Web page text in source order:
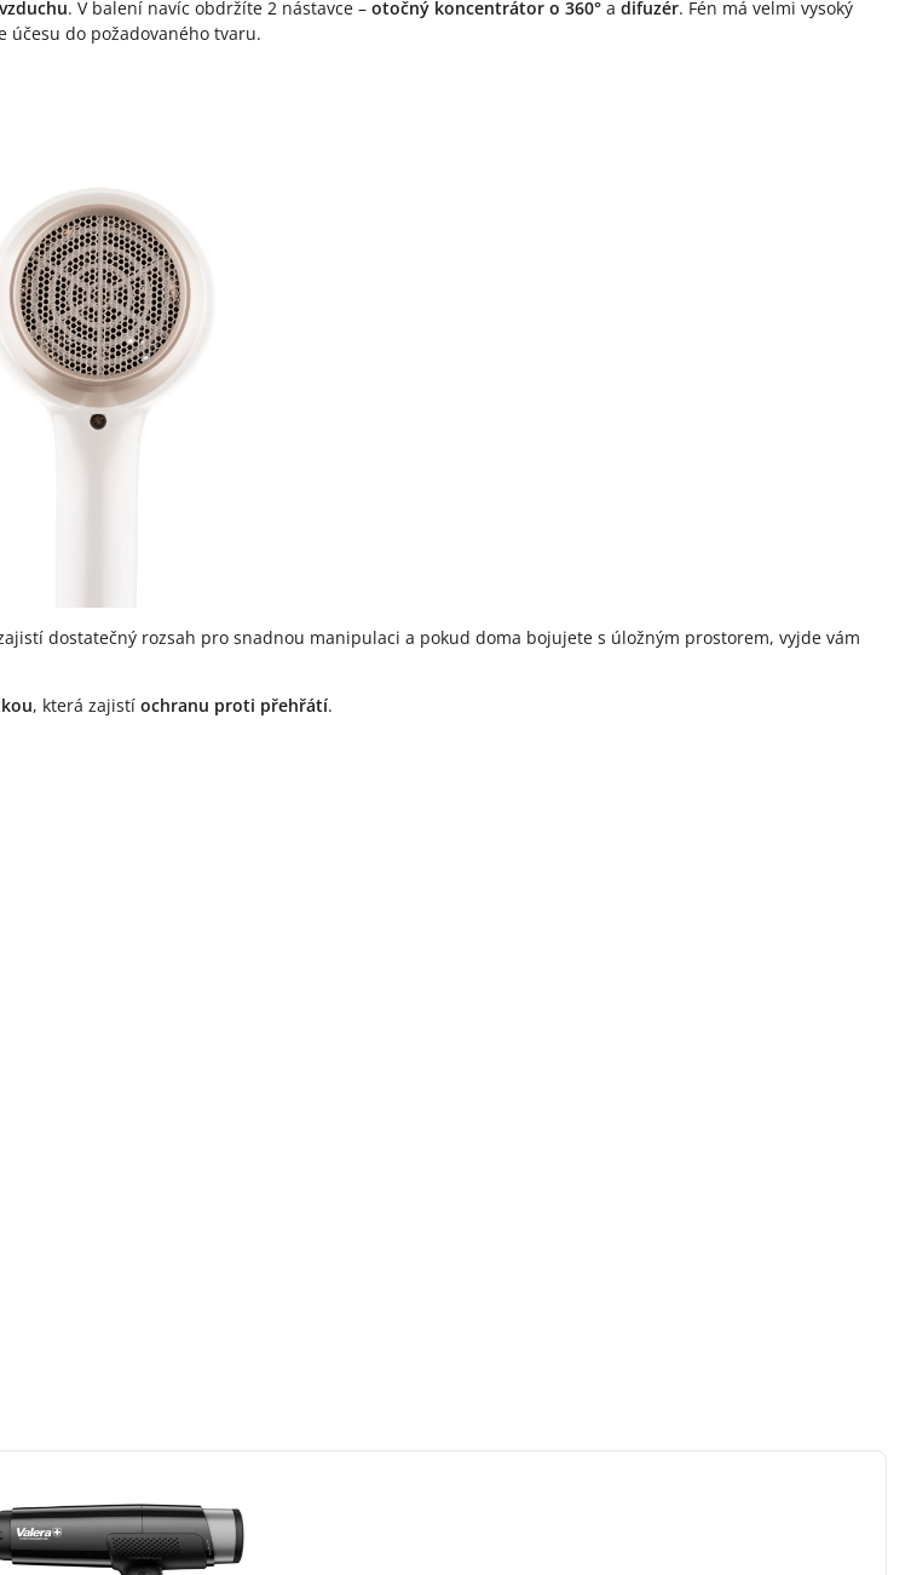
. V balení navíc obdržíte 2 nástavce – otočný koncentrátor o 360° a difuzér. Fén má velmi vysoký
účesu do požadovaného tvaru.
dostatečný rozsah pro snadnou manipulaci a pokud doma bojujete s úložným prostorem, vyjde vám
, která zajistí ochranu proti přehřátí.